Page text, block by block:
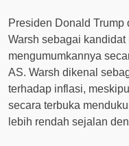
Presiden Donald
Warsh sebagai
mengumumkannya
AS. Warsh dikenal
terhadap inflasi,
secara terbuka
lebih rendah sejalan